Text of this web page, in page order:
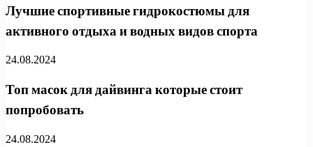
Лучшие спортивные гидрокостюмы для
активного отдыха и водных видов спорта
24.08.2024
Топ масок для дайвинга которые стоит
попробовать
24.08.2024